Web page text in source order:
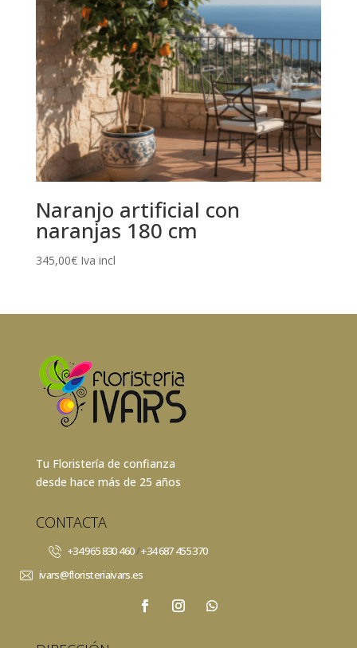
Naranjo artificial con
naranjas 180 cm
345,00€ Iva incl
Tu Floristería de confianza
desde hace más de 25 años
CONTACTA
+34 965 830 460/+34 687 455 370
ivars@floristeriaivars.es